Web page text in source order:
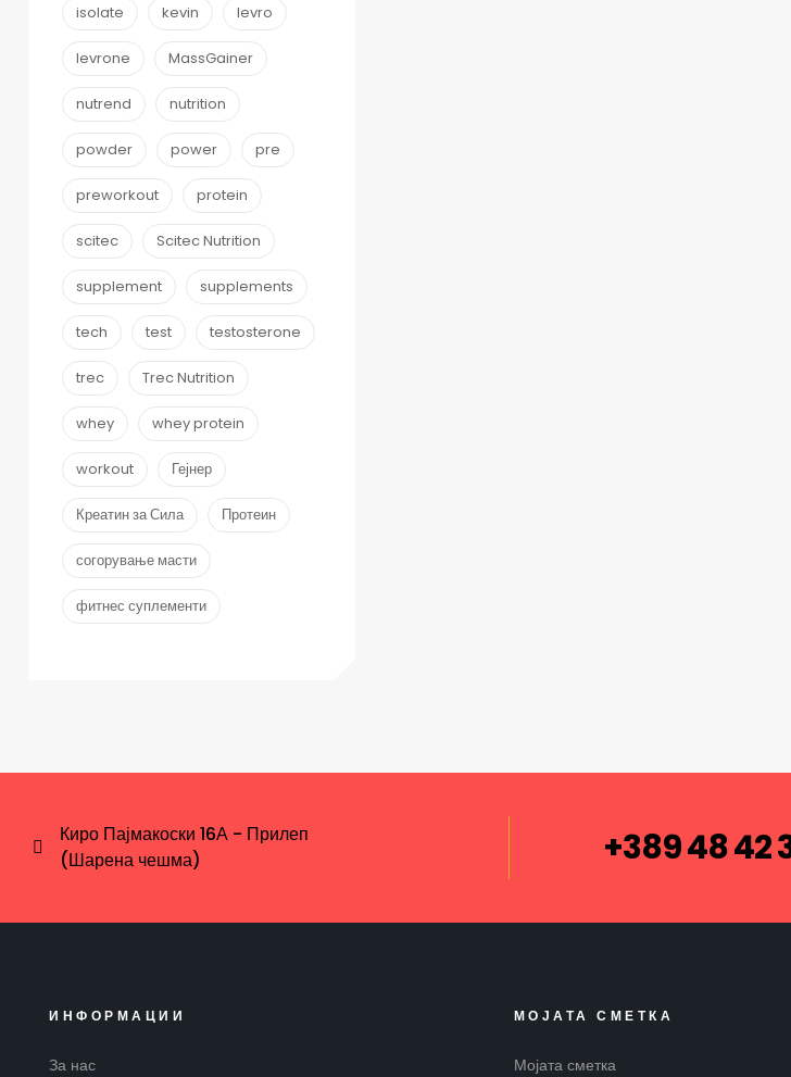
isolate kevin levro
levrone MassGainer
nutrend nutrition
powder power pre
preworkout protein
scitec Scitec Nutrition
supplement supplements
tech test testosterone
trec Trec Nutrition
whey whey protein
workout Гејнер
Креатин за Сила Протеин
согорување масти
фитнес суплементи
Киро Пајмакоски 16А - Прилеп
(Шарена чешма)
+389 48 42
ИНФОРМАЦИИ
За нас
МОЈАТА СМЕТКА
Мојата сметка